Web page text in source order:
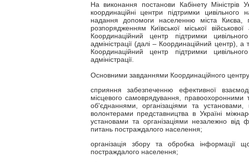
На виконання постанови Кабінету
координаційні центри підтримки
надання допомоги населенню міста Києва,
розпорядженням Київської міської
Координаційний центр підтримки
адміністрації (далі – Координаційний центр),
Координаційний центр підтримки
адміністрації.
Основними завданнями Координаційного
сприяння забезпеченню ефективної
місцевого самоврядування,
об'єднаннями, організаціями та установами,
волонтерами представництва в Україні
установами та організаціями незалежно
питань постраждалого населення;
організація збору та обробка інформації
постраждалого населення;